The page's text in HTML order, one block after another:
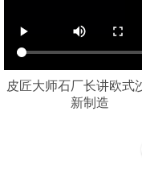
皮匠大师石厂长讲欧式
新制造